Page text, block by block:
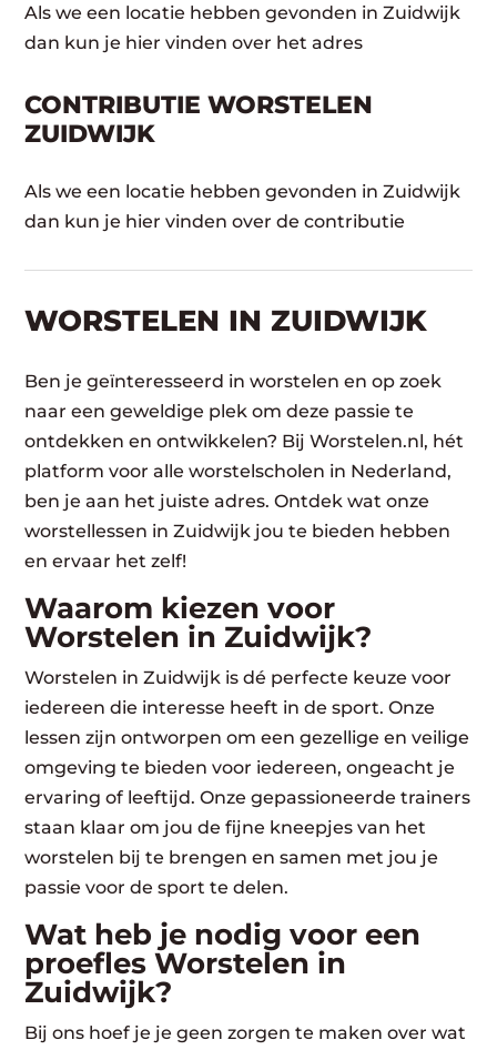
Als we een locatie hebben gevonden in Zuidwijk
dan kun je hier vinden over het adres
CONTRIBUTIE WORSTELEN
ZUIDWIJK
Als we een locatie hebben gevonden in Zuidwijk
dan kun je hier vinden over de contributie
WORSTELEN​ IN ZUIDWIJK
Ben je geïnteresseerd in worstelen en op zoek
naar een geweldige plek om deze passie te
ontdekken en ontwikkelen? Bij Worstelen.nl, hét
platform voor alle worstelscholen in Nederland,
ben je aan het juiste adres. Ontdek wat onze
worstellessen in Zuidwijk jou te bieden hebben
en ervaar het zelf!
Waarom kiezen voor
Worstelen in Zuidwijk?
Worstelen in Zuidwijk is dé perfecte keuze voor
iedereen die interesse heeft in de sport. Onze
lessen zijn ontworpen om een gezellige en veilige
omgeving te bieden voor iedereen, ongeacht je
ervaring of leeftijd. Onze gepassioneerde trainers
staan klaar om jou de fijne kneepjes van het
worstelen bij te brengen en samen met jou je
passie voor de sport te delen.
Wat heb je nodig voor een
proefles Worstelen in
Zuidwijk?
Bij ons hoef je je geen zorgen te maken over wat